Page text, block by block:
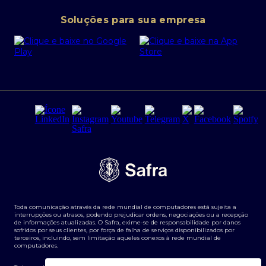
Portal da Privacidade
PRSAC
Regras e Parâmetros de Atuação Banco Safra
Segurança da Informação
Tarifas e serviços Pessoa Física
Transparência de remuneração
Termos e Condições para Portabilidade de Investimento
Cartão Safra Empresas
Empréstimo e financiamentos PJ
Derivativos
Agronegócios
Soluções para sua empresa
Toda comunicação através da rede mundial de computadores está sujeita a
interrupções ou atrasos, podendo prejudicar ordens, negociações ou a recepção
de informações atualizadas. O Safra, exime-se de responsabilidade por danos
sofridos por seus clientes, por força de falha de serviços disponibilizados por
terceiros, incluindo, sem limitação aqueles conexos à rede mundial de
computadores.